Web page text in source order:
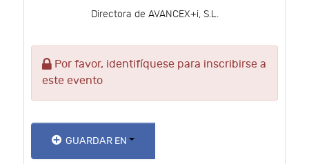
Directora de AVANCEX+i, S.L.
Por favor, identifíquese para inscribirse a
este evento
GUARDAR EN